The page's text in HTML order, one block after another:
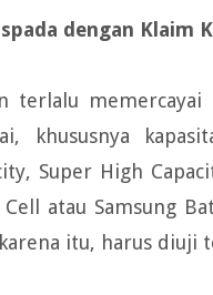
dengan Klaim
terlalu
khususnya
Super High
Cell atau Samsung
itu, harus diuji